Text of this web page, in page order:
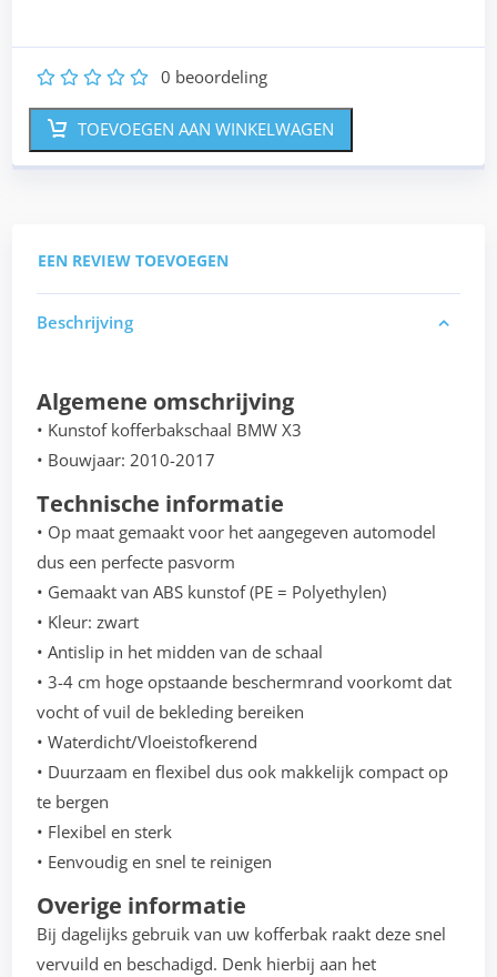
5
4
3
2 0 beoordeling
TOEVOEGEN AAN WINKELWAGEN
EEN REVIEW TOEVOEGEN
Beschrijving
Algemene omschrijving
• Kunstof kofferbakschaal BMW X3
• Bouwjaar: 2010-2017
Technische informatie
• Op maat gemaakt voor het aangegeven automodel
dus een perfecte pasvorm
• Gemaakt van ABS kunstof (PE = Polyethylen)
• Kleur: zwart
• Antislip in het midden van de schaal
• 3-4 cm hoge opstaande beschermrand voorkomt dat
vocht of vuil de bekleding bereiken
• Waterdicht/Vloeistofkerend
• Duurzaam en flexibel dus ook makkelijk compact op
te bergen
• Flexibel en sterk
• Eenvoudig en snel te reinigen
Overige informatie
Bij dagelijks gebruik van uw kofferbak raakt deze snel
vervuild en beschadigd. Denk hierbij aan het